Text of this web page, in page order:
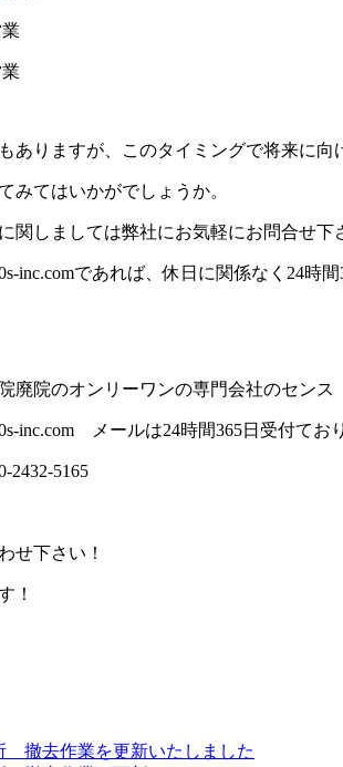
ありますが、このタイミングで将来に向
みてはいかがでしょうか。
関しましては弊社にお気軽にお問合せ下
inc.comであれば、休日に関係なく24時
廃院のオンリーワンの専門会社のセンス
inc.com メールは24時間365日受付てお
2432-5165
せ下さい！
！
撤去作業を更新いたしました